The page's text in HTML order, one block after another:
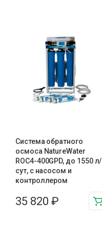
Система обратного
осмоса NatureWater
ROC4-400GPD, до 1550 л/
сут, с насосом и
контроллером
35 820 ₽